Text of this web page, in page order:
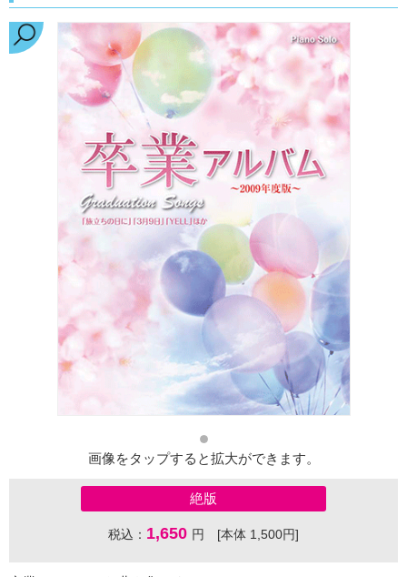
画像をタップすると拡大ができます。
絶版
税込： 1,650 円 [本体 1,500円]